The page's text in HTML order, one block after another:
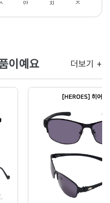
만
치
즈
이예요 더보기 +